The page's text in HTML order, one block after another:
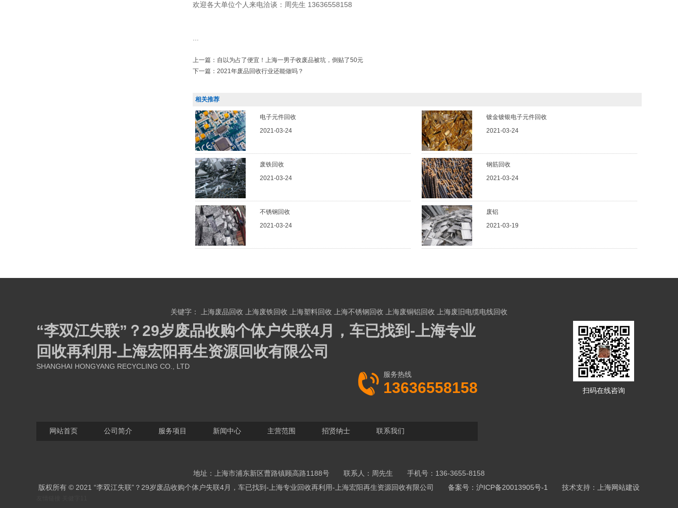
欢迎各大单位个人来电洽谈：周先生 13636558158
上一篇： 自以为占了便宜！上海一男子收废品被坑，倒贴了50元
下一篇： 2021年废品回收行业还能做吗？
相关推荐
电子元件回收
2021-03-24
镀金镀银电子元件回收
2021-03-24
废铁回收
2021-03-24
钢筋回收
2021-03-24
不锈钢回收
2021-03-24
废铝
2021-03-19
关键字： 上海废品回收 上海废铁回收 上海塑料回收 上海不锈钢回收 上海废铜铝回收 上海废旧电缆电线回收
“李双江失联”？29岁废品收购个体户失联4月，车已找到-上海专业
回收再利用-上海宏阳再生资源回收有限公司
SHANGHAI HONGYANG RECYCLING CO., LTD
服务热线
13636558158
网站首页 公司简介 服务项目 新闻中心 主营范围 招贤纳士 联系我们
扫码在线咨询
地址：上海市浦东新区曹路镇顾高路1188号 联系人：周先生 手机号：136-3655-8158
版权所有 © 2021 “李双江失联”？29岁废品收购个体户失联4月，车已找到-上海专业回收再利用-上海宏阳再生资源回收有限公司 备案号：沪ICP备20013905号-1 技术支持： 上海网站建设